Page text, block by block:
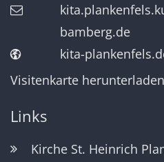
bamberg.de
kita-
Visitenkarte herunterladen
Links
Kirche St. Heinrich